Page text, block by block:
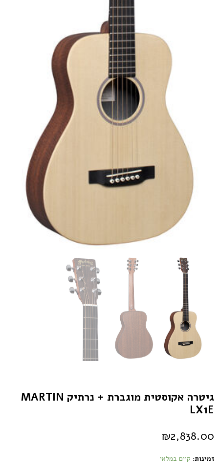
גיטרה אקוסטית מוגברת + נרתיק MARTIN
LX1E
₪2,838.00
זמינות: קיים במלאי